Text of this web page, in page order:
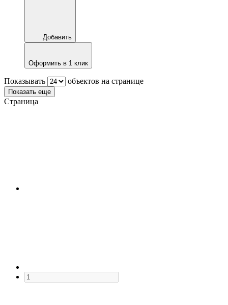
Добавить
Оформить в 1 клик
Показывать объектов на странице
Показать еще
Страница